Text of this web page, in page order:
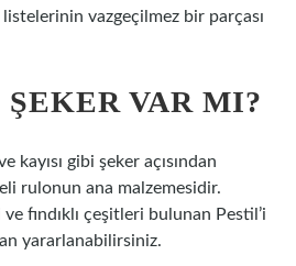
vazgeçilmez bir parçası
ŞEKER VAR MI?
kayısı gibi şeker açısından
rulonun ana malzemesidir.
fındıklı çeşitleri bulunan Pestil’i
yararlanabilirsiniz.